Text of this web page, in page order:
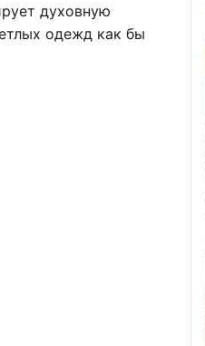
духовную
одежд как бы